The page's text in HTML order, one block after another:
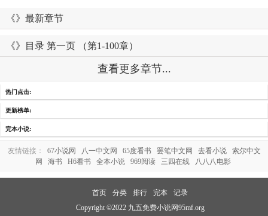
《》最新章节
《》目录 第一页 （第1-100章）
查看更多章节...
热门点击:
更新榜单:
完本小说:
友情链接： 67小说网 八一中文网 65度看书 罢笔中文网 去看小说
索尔中文
网
海书 H6看书 全本小说 969阅读 三四在线 八八八电影
首页 分类 排行 完本
记录
Copyright ©2022 九五免费小说网95mf.org